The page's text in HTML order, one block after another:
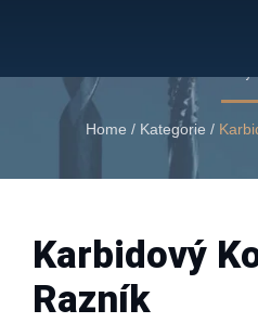
Home / Kategorie /
Karbidový
Razník